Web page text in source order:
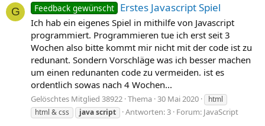
G Feedback gewünscht Erstes Javascript Spiel
Ich hab ein eigenes Spiel in mithilfe von Javascript
programmiert. Programmieren tue ich erst seit 3
Wochen also bitte kommt mir nicht mit der code ist zu
redunant. Sondern Vorschläge was ich besser machen
um einen redunanten code zu vermeiden. ist es
ordentlich sowas nach 4 Wochen...
Gelöschtes Mitglied 38922 Thema 30 Mai 2020
html
html & css
javascript Antworten: 3 Forum: JavaScript